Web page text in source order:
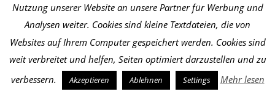
Maritimes
Ostern
Sommer
Nutzung unserer Website an unsere Partner für Werbung und
Analysen weiter. Cookies sind kleine Textdateien, die von
Websites auf Ihrem Computer gespeichert werden. Cookies sind
weit verbreitet und helfen, Seiten optimiert darzustellen und zu
verbessern.
Akzeptieren Ablehnen Settings Mehr lesen